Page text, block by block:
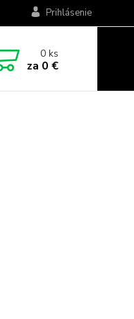
Prihlásenie
0ks
za 0 €